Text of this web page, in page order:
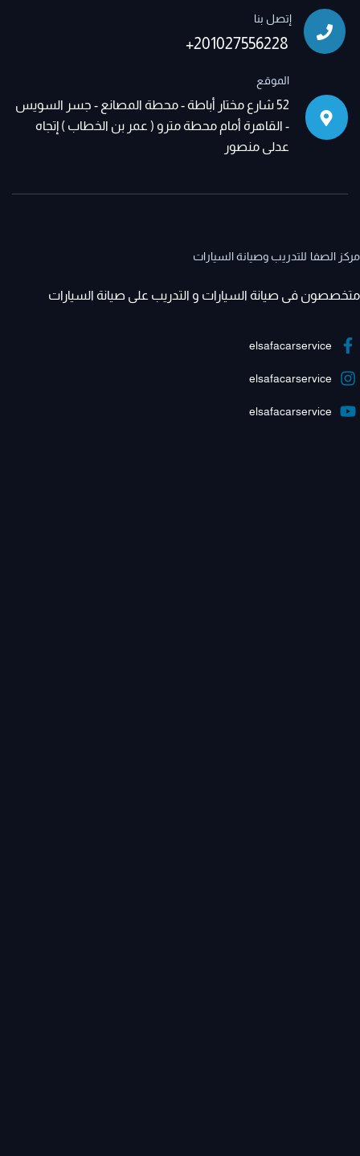
إتصل بنا
+201027556228
الموقع
52 شارع مختار أباطة - محطة المصانع - جسر السويس
- القاهرة أمام محطة مترو ( عمر بن الخطاب ) إتجاه
عدلى منصور
مركز الصفا للتدريب وصيانة السيارات
متخصصون فى صيانة السيارات و التدريب على صيانة السيارات
elsafacarservice
elsafacarservice
elsafacarservice